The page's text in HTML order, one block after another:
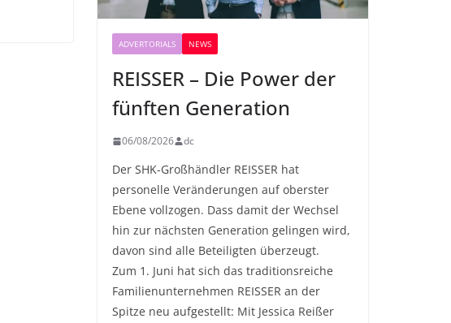
ADVERTORIALS NEWS
REISSER – Die Power der
fünften Generation
06/08/2026 dc
Der SHK-Großhändler REISSER hat
personelle Veränderungen auf oberster
Ebene vollzogen. Dass damit der Wechsel
hin zur nächsten Generation gelingen wird,
davon sind alle Beteiligten überzeugt.
Zum 1. Juni hat sich das traditionsreiche
Familienunternehmen REISSER an der
Spitze neu aufgestellt: Mit Jessica Reißer